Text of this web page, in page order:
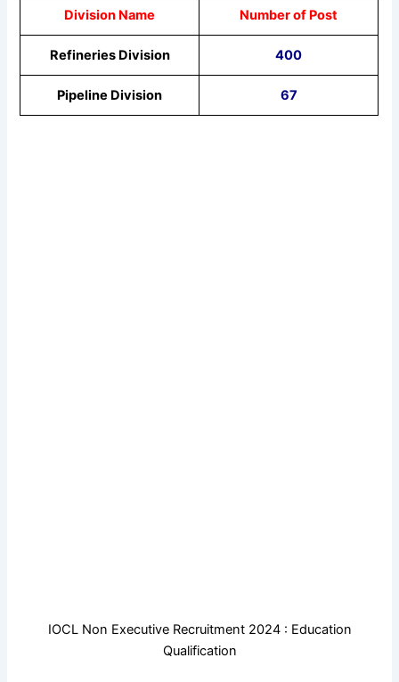
Division Name Number of Post
Refineries Division 400
Pipeline Division 67
IOCL Non Executive Recruitment 2024 : Education
Qualification